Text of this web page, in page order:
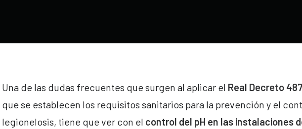
Una de las dudas frecuentes que surgen al aplicar el Real Decreto
que se establecen los requisitos sanitarios para la prevención y el
legionelosis, tiene que ver con el control del pH en las instalaciones